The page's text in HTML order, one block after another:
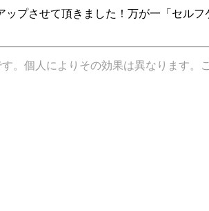
プさせて頂きました！万が一「セル
。個人によりその効果は異なります。